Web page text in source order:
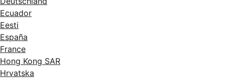
Ecuador
Eesti
España
France
Hong Kong SAR
Hrvatska